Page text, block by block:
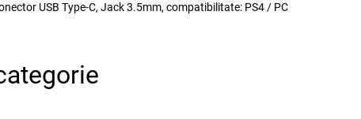
USB Type-C, Jack 3.5mm, compatibilitate: PS4 / PC